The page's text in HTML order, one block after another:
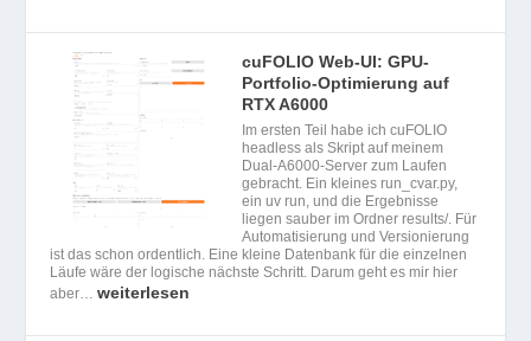
cuFOLIO Web-UI: GPU-
Portfolio-Optimierung auf
RTX A6000
Im ersten Teil habe ich cuFOLIO
headless als Skript auf meinem
Dual-A6000-Server zum Laufen
gebracht. Ein kleines run_cvar.py,
ein uv run, und die Ergebnisse
liegen sauber im Ordner results/. Für
Automatisierung und Versionierung
ist das schon ordentlich. Eine kleine Datenbank für die einzelnen
Läufe wäre der logische nächste Schritt. Darum geht es mir hier
aber…weiterlesen